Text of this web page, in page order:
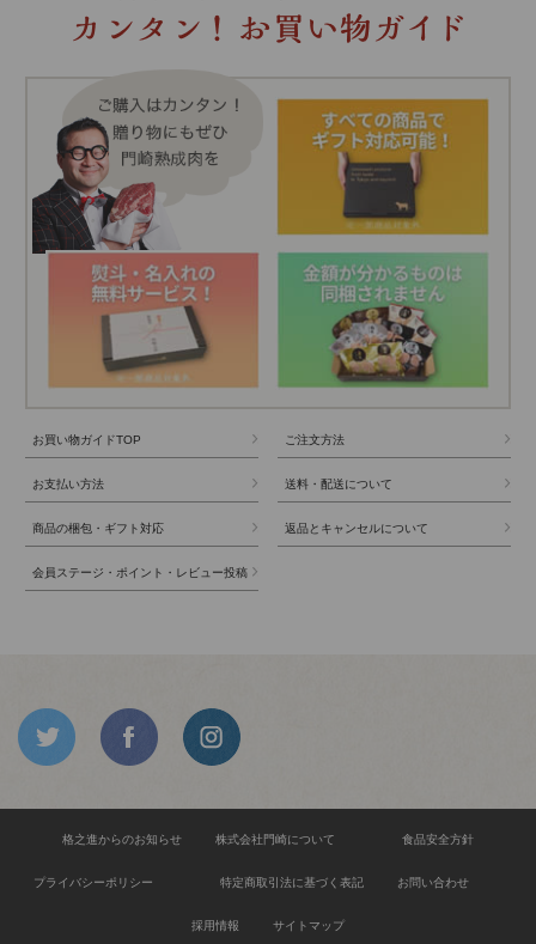
お買い物ガイドTOP ご注文方法
お支払い方法 送料・配送について
商品の梱包・ギフト対応 返品とキャンセルについて
会員ステージ・ポイント・レビュー投稿
格之進からのお知らせ 株式会社門崎について 食品安全方針
プライバシーポリシー 特定商取引法に基づく表記 お問い合わせ
採用情報 サイトマップ